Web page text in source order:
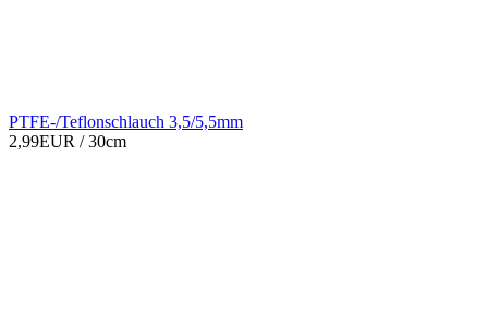
PTFE-/Teflonschlauch 3,5/5,5mm
2,99EUR / 30cm